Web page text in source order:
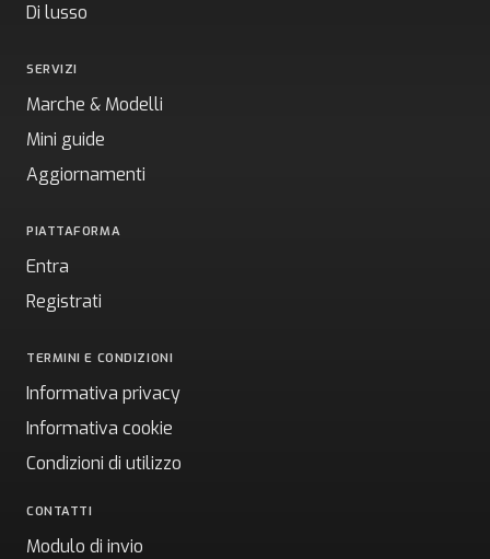
Di lusso
SERVIZI
Marche & Modelli
Mini guide
Aggiornamenti
PIATTAFORMA
Entra
Registrati
TERMINI E CONDIZIONI
Informativa privacy
Informativa cookie
Condizioni di utilizzo
CONTATTI
Modulo di invio